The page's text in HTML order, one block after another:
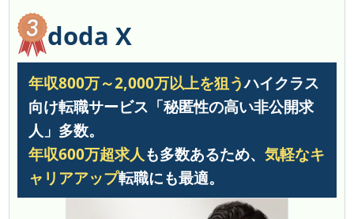
doda X
年収800万～2,000万以上を狙うハイクラス
向け転職サービス「秘匿性の高い非公開求
人」多数。
年収600万超求人も多数あるため、 気軽なキ
ャリアアップ転職にも最適。